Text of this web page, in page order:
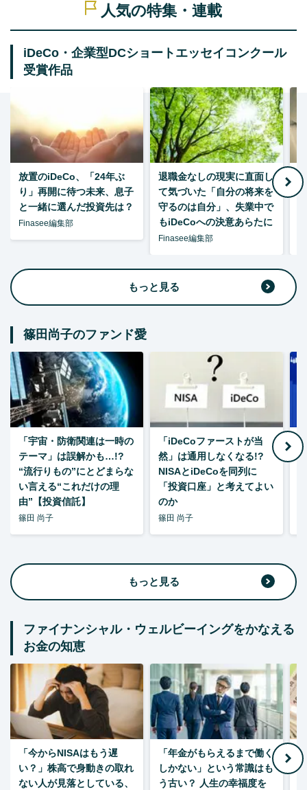
人気の特集・連載
iDeCo・企業型DCショートエッセイコンクール
受賞作品
放置のiDeCo、「24年ぶ
り」再開に待つ未来、息子
と一緒に選んだ投資先は？
Finasee編集部
退職金なしの現実に直面し
て気づいた「自分の将来を
守るのは自分」、失業中で
もiDeCoへの決意あらたに
Finasee編集部
もっと見る
篠田尚子のファンド愛
「宇宙・防衛関連は一時の
テーマ」は誤解かも…!?
“流行りもの”にとどまらな
い言える“これだけの理
由”【投資信託】
篠田 尚子
「iDeCoファーストが当
然」は通用しなくなる!?
NISAとiDeCoを同列に
「投資口座」と考えてよい
のか
篠田 尚子
もっと見る
ファイナンシャル・ウェルビーイングをかなえる
お金の知恵
「今からNISAはもう遅
い？」株高で身動きの取れ
ない人が見落としている、
「年金がもらえるまで働く
しかない」という常識はも
う古い？ 人生の幸福度を